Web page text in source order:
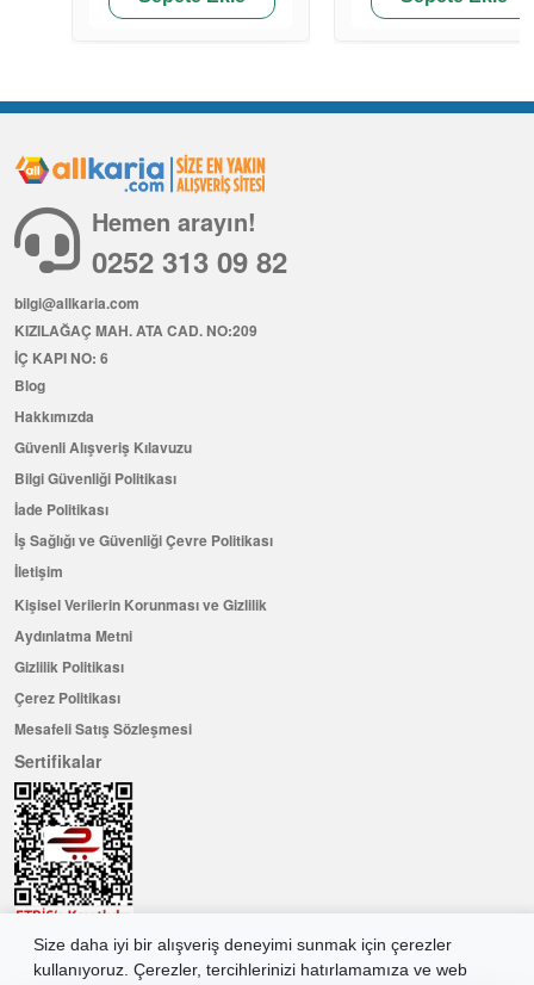
Size daha iyi bir alışveriş deneyimi sunmak için çerezler
kullanıyoruz. Çerezler, tercihlerinizi hatırlamamıza ve web
Hemen arayın!
0252 313 09 82
bilgi@allkaria.com
KIZILAĞAÇ MAH. ATA CAD. NO:209
İÇ KAPI NO: 6
Blog
Hakkımızda
Güvenli Alışveriş Kılavuzu
Bilgi Güvenliği Politikası
İade Politikası
İş Sağlığı ve Güvenliği Çevre Politikası
İletişim
Kişisel Verilerin Korunması ve Gizlilik
Aydınlatma Metni
Gizlilik Politikası
Çerez Politikası
Mesafeli Satış Sözleşmesi
Sertifikalar
Hemen Üye Olun ...ve 100 ₺ değerinde indirim kuponu kazanın